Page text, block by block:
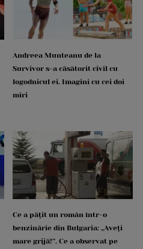
Andreea Munteanu de la
Survivor s-a căsătorit civil cu
logodnicul ei. Imagini cu cei doi
miri
Ce a pățit un român într-o
benzinărie din Bulgaria: „Aveți
mare grijă!”. Ce a observat pe